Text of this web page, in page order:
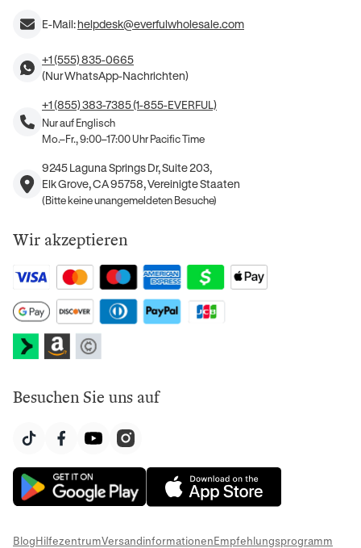
E-Mail:helpdesk@everfulwholesale.com
+1 (555) 835-0665
(Nur WhatsApp-Nachrichten)
+1 (855) 383-7385 (1-855-EVERFUL)
Nur auf Englisch
Mo.–Fr., 9:00–17:00 Uhr Pacific Time
9245 Laguna Springs Dr, Suite 203,
Elk Grove, CA 95758, Vereinigte Staaten
(Bitte keine unangemeldeten Besuche)
Wir akzeptieren
Besuchen Sie uns auf
BlogHilfezentrumVersandinformationenEmpfehlungsprogramm